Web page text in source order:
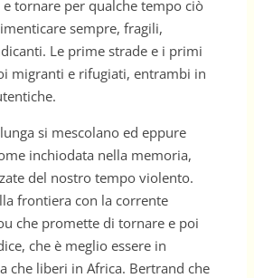
tornare per qualche tempo ciò
sempre, fragili,
Le prime strade e i primi
migranti e rifugiati, entrambi in
si mescolano ed eppure
inchiodata nella memoria,
del nostro tempo violento.
frontiera con la corrente
che promette di tornare e poi
che è meglio essere in
che liberi in Africa. Bertrand che